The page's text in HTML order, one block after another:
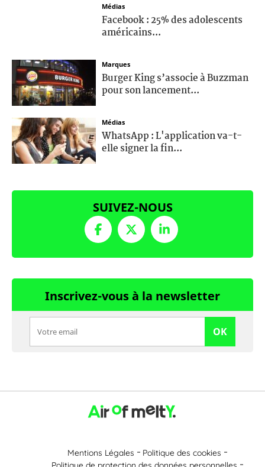
Médias
Facebook : 25% des adolescents
américains...
Marques
Burger King s’associe à Buzzman
pour son lancement...
Médias
WhatsApp : L'application va-t-
elle signer la fin...
SUIVEZ-NOUS
Inscrivez-vous à la newsletter
OK
Mentions Légales
Politique des cookies